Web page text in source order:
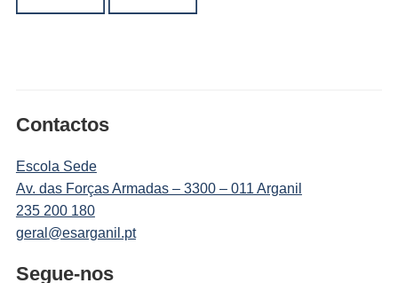
Contactos
Escola Sede
Av. das Forças Armadas – 3300 – 011 Arganil
235 200 180
geral@esarganil.pt
Segue-nos